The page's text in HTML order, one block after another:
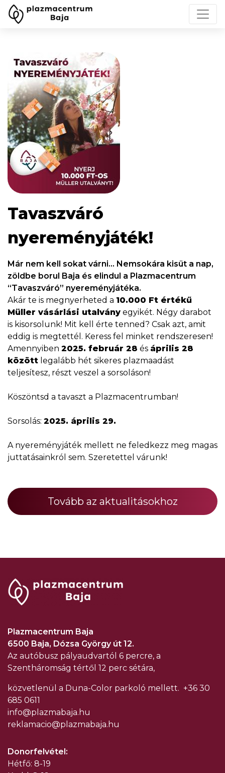
Tavaszváró
nyereményjáték!
Már nem kell sokat várni… Nemsokára kisüt a nap,
zöldbe borul Baja és elindul a Plazmacentrum
“Tavaszváró” nyereményjátéka.
Akár te is megnyerheted a 10.000 Ft értékű
Müller vásárlási utalvány egyikét. Négy darabot
is kisorsolunk! Mit kell érte tenned? Csak azt, amit
eddig is megtettél. Keress fel minket rendszeresen!
Amennyiben 2025. február 28 és április 28
között legalább hét sikeres plazmaadást
teljesítesz, részt veszel a sorsoláson!
Köszöntsd a tavaszt a Plazmacentrumban!
Sorsolás: 2025. április 29.
A nyereményjáték mellett ne feledkezz meg magas
juttatásainkról sem. Szeretettel várunk!
Tovább az aktualitásokhoz
Plazmacentrum Baja
6500 Baja, Dózsa György út 12.
Az autóbusz pályaudvartól 6 percre, a
Szentháromság tértől 12 perc sétára,
közvetlenül a Duna-Color parkoló mellett. +36 30
685 0611
info@plazmabaja.hu
reklamacio@plazmabaja.hu
Donorfelvétel:
Hétfő: 8-19